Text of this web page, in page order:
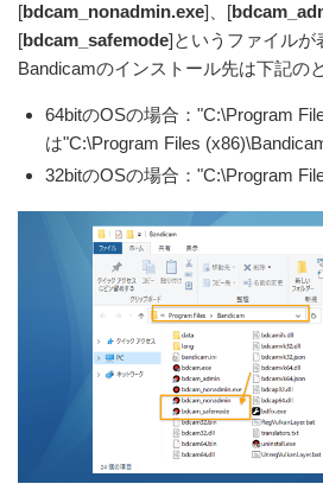
[bdcam_nonadmin.exe]、[
[bdcam_safemode]というファイルが
Bandicamのインストール先は下記の
64bitのOSの場合："C:\Program
は"C:\Program Files
32bitのOSの場合："C:\Program